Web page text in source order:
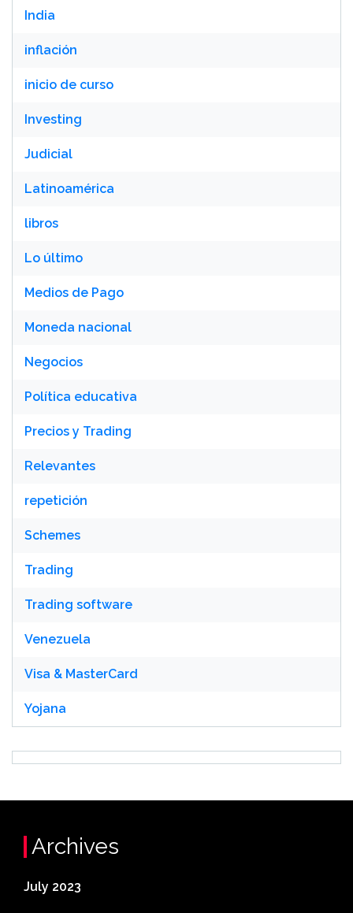
India
inflación
inicio de curso
Investing
Judicial
Latinoamérica
libros
Lo último
Medios de Pago
Moneda nacional
Negocios
Política educativa
Precios y Trading
Relevantes
repetición
Schemes
Trading
Trading software
Venezuela
Visa & MasterCard
Yojana
Archives
July 2023